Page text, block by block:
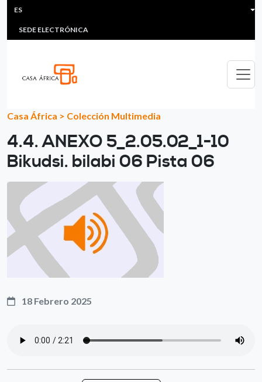
Pasar al contenido principal
HEADER MENU
MULTIMEDIA
SEDE ELECTRÓNICA
ES
Casa África > Colección Multimedia
4.4. ANEXO 5_2.05.02_1-10
Bikudsi. bilabi 06 Pista 06
18 Febrero 2025